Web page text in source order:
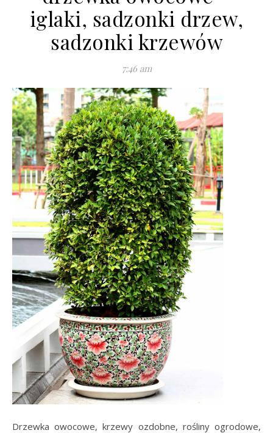
iglaki, sadzonki drzew,
sadzonki krzewów
7:46 am
Drzewka owocowe, krzewy ozdobne, rośliny ogrodowe,